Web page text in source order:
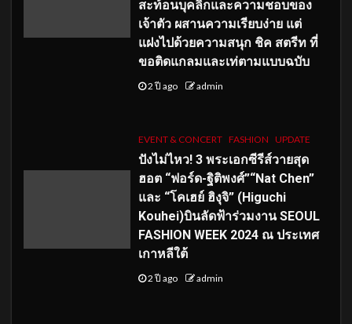
สะท้อนบุคลิกและความชอบของ
เจ้าตัว ผสานความเรียบง่าย แต่
แฝงไปด้วยความสนุก ชิค สตรีท ที่
ขอติดแกลมและเท่ตามแบบฉบับ
2 ปี ago admin
EVENT & CONCERT FASHION UPDATE
ปังไม่ไหว! 3 พระเอกซีรีส์วายสุด
ฮอต “ฟอร์ด-ฐิติพงศ์”“Nat Chen”
และ “โคเฮย์ ฮิงุจิ” (Higuchi
Kouhei)บินลัดฟ้าร่วมงาน SEOUL
FASHION WEEK 2024 ณ ประเทศ
เกาหลีใต้
2 ปี ago admin